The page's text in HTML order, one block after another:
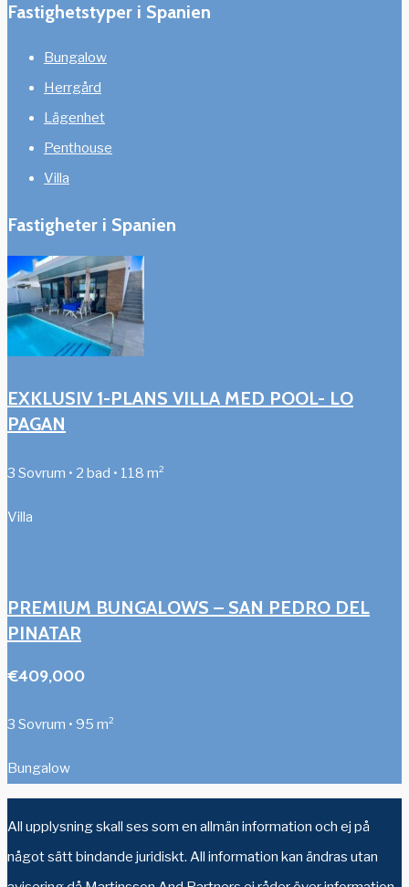
Fastighetstyper i Spanien
Bungalow
Herrgård
Lägenhet
Penthouse
Villa
Fastigheter i Spanien
EXKLUSIV 1-PLANS VILLA MED POOL- LO
PAGAN
3 Sovrum • 2 bad • 118 m²
Villa
PREMIUM BUNGALOWS – SAN PEDRO DEL
PINATAR
€409,000
3 Sovrum • 95 m²
Bungalow
All upplysning skall ses som en allmän information och ej på
något sätt bindande juridiskt. All information kan ändras utan